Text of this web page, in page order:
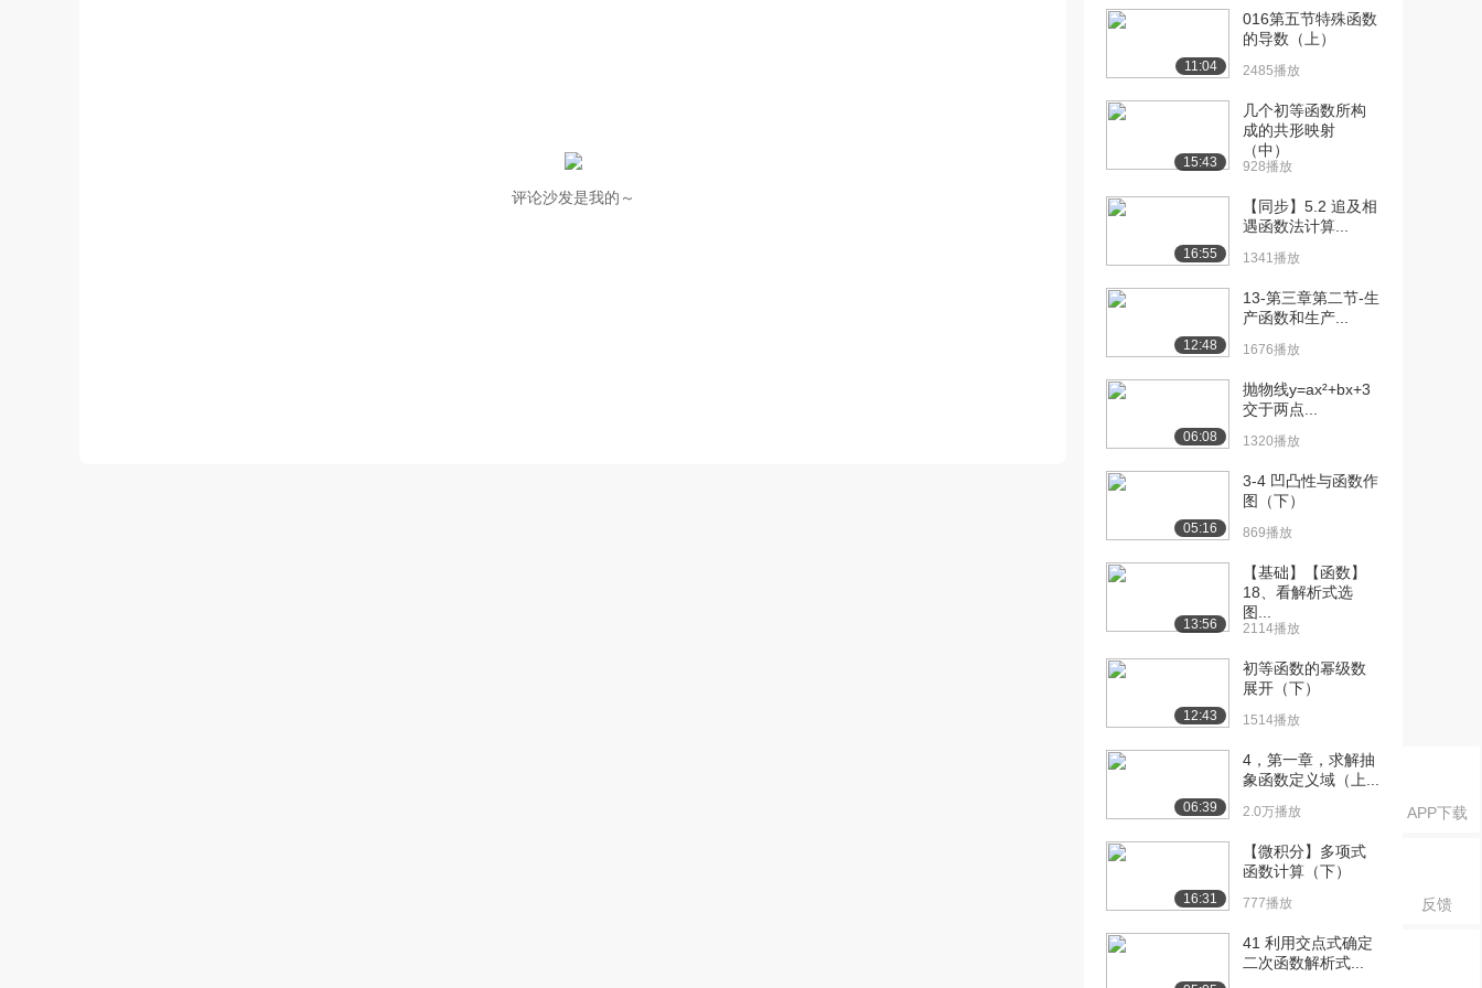
APP下载
反馈
评论沙发是我的～
[10] 第六讲 定位系统的分
布公式推导（上...
1019播放
[11] 第六讲 定位系统的分
657播放
[12] 第七讲 α与β的推导
05:39
[13] 第七讲 α与β的推导
05:37
[14] 第八讲 玻尔兹曼公式
08:48
[15] 第九讲 能级及其简并
08:54
[16] 第十讲 有简并度时定
07:18
熵和亥姆霍兹自...
的微态数和最...
的微态数和最...
的分布和热力...
11:04
016第五节特殊函数
的导数（上）
2485播放
15:43
几个初等函数所构
成的共形映射
（中）
928播放
16:55
【同步】5.2 追及相
遇函数法计算...
1341播放
12:48
13-第三章第二节-生
产函数和生产...
1676播放
06:08
抛物线y=ax²+bx+3
交于两点...
1320播放
05:16
3-4 凹凸性与函数作
图（下）
869播放
13:56
【基础】【函数】
18、看解析式选
图...
2114播放
12:43
初等函数的幂级数
展开（下）
1514播放
06:39
4，第一章，求解抽
象函数定义域（上...
2.0万播放
16:31
【微积分】多项式
函数计算（下）
777播放
41 利用交点式确定
二次函数解析式...